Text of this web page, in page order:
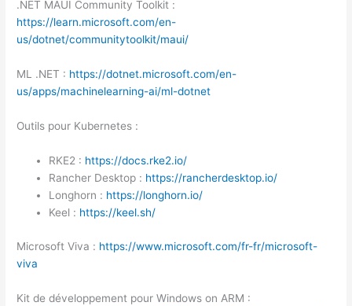
.NET MAUI Community Toolkit :
https://learn.microsoft.com/en-
us/dotnet/communitytoolkit/maui/
ML .NET : https://dotnet.microsoft.com/en-
us/apps/machinelearning-ai/ml-dotnet
Outils pour Kubernetes :
RKE2 : https://docs.rke2.io/
Rancher Desktop : https://rancherdesktop.io/
Longhorn : https://longhorn.io/
Keel : https://keel.sh/
Microsoft Viva : https://www.microsoft.com/fr-fr/microsoft-
viva
Kit de développement pour Windows on ARM :